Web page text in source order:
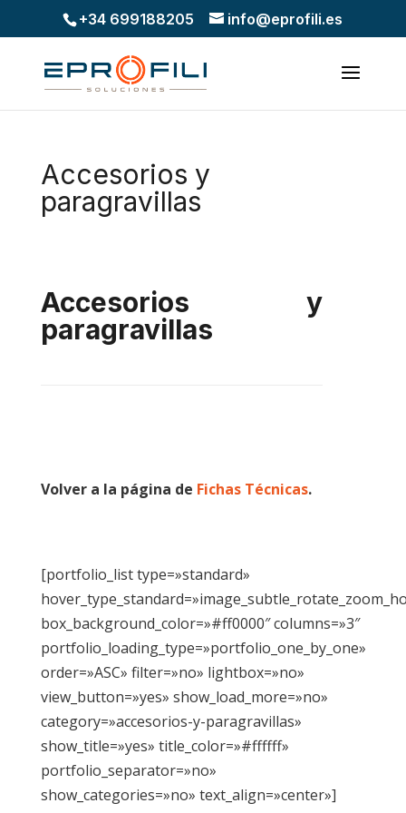
+34 699188205 info@eprofili.es
Accesorios y
paragravillas
Accesorios y
paragravillas
Volver a la página de Fichas Técnicas.
[portfolio_list type=»standard»
box_background_color=»#ff0000″ columns=»3″
portfolio_loading_type=»portfolio_one_by_one»
order=»ASC» filter=»no» lightbox=»no»
view_button=»yes» show_load_more=»no»
category=»accesorios-y-paragravillas»
show_title=»yes» title_color=»#ffffff»
portfolio_separator=»no»
show_categories=»no» text_align=»center»]